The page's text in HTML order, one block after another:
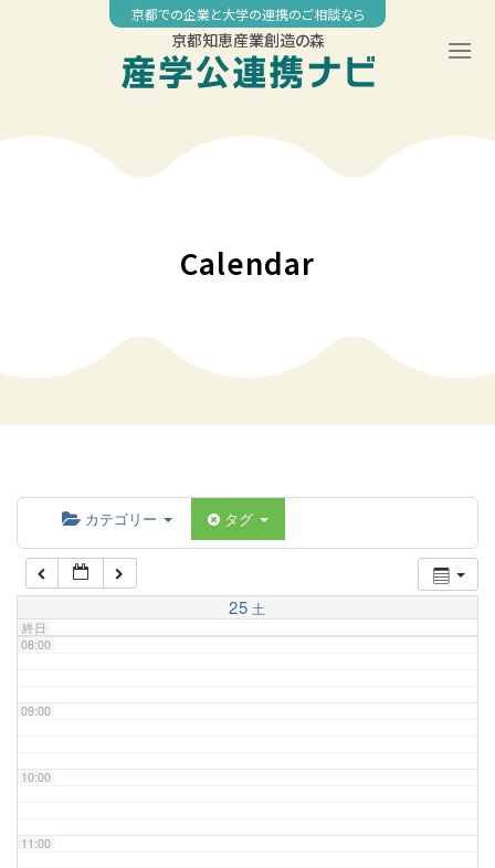
京都での企業と大学の連携のご相談なら
京都知恵産業創造の森
Calendar
カテゴリー タグ
25 土
終日
04:00
07:00
08:00
09:00
10:00
11:00